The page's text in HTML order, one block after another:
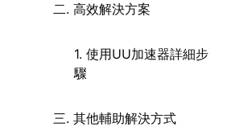
二. 高效解決方案
1. 使用UU加速器詳細步
驟
三. 其他輔助解決方式